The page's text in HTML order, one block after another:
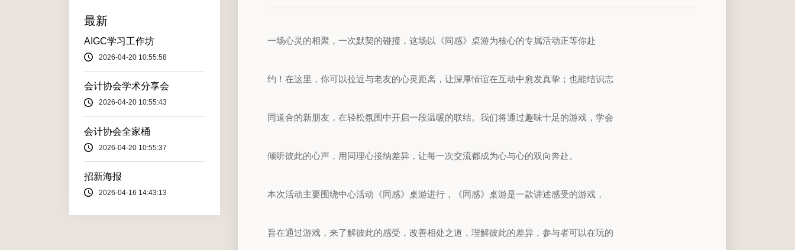
一场心灵的相聚，一次默契的碰撞，这场以《同感》桌游为核心的专属活动正等你赴
约！在这里，你可以拉近与老友的心灵距离，让深厚情谊在互动中愈发真挚；也能结识志
同道合的新朋友，在轻松氛围中开启一段温暖的联结。我们将通过趣味十足的游戏，学会
倾听彼此的心声，用同理心接纳差异，让每一次交流都成为心与心的双向奔赴。
本次活动主要围绕中心活动《同感》桌游进行，《同感》桌游是一款讲述感受的游戏，
旨在通过游戏，来了解彼此的感受，改善相处之道，理解彼此的差异，参与者可以在玩的
最新
AIGC学习工作坊
2026-04-20 10:55:58
会计协会学术分享会
2026-04-20 10:55:43
会计协会全家桶
2026-04-20 10:55:37
招新海报
2026-04-16 14:43:13